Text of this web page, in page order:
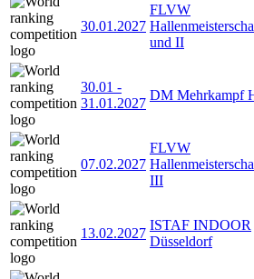
30.01.2027
FLVW
und II
30.01 -
31.01.2027
DM Mehrkampf
07.02.2027
FLVW
III
13.02.2027
ISTAF INDOOR
Düsseldorf